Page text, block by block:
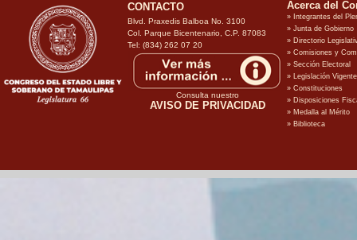
CONTACTO
Blvd. Praxedis Balboa No. 3100
Col. Parque Bicentenario, C.P. 87083
Tel: (834) 262 07 20
Consulta nuestro
AVISO DE PRIVACIDAD